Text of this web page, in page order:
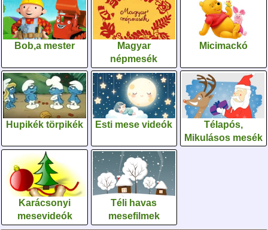
Bob,a mester
Magyar
népmesék
Micimackó
Hupikék törpikék Esti mese videók
Télapós,
Mikulásos mesék
Karácsonyi
mesevideók
Téli havas
mesefilmek